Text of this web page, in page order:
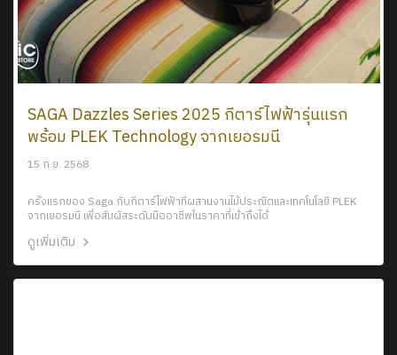
SAGA Dazzles Series 2025 กีตาร์ไฟฟ้ารุ่นแรก
พร้อม PLEK Technology จากเยอรมนี
15 ก.ย. 2568
ครั้งแรกของ Saga กับกีตาร์ไฟฟ้าที่ผสานงานไม้ประณีตและเทคโนโลยี PLEK
จากเยอรมนี เพื่อสัมผัสระดับมืออาชีพในราคาที่เข้าถึงได้
ดูเพิ่มเติม